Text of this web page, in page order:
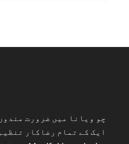
چو ویانا میں ضرورت